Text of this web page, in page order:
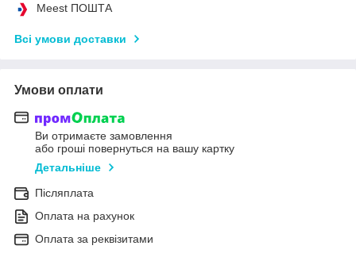
Meest ПОШТА
Всі умови доставки
Умови оплати
Ви отримаєте замовлення
або гроші повернуться на вашу картку
Детальніше
Післяплата
Оплата на рахунок
Оплата за реквізитами